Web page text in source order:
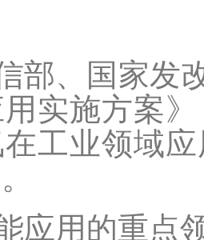
部、国家发
实施方案
工业领域
应用的重点